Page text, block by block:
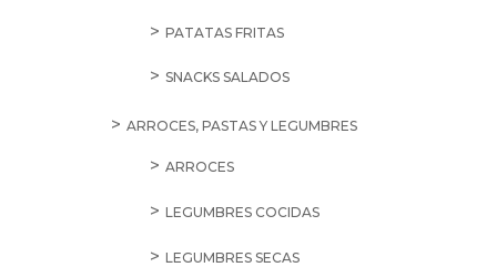
PATATAS FRITAS
SNACKS SALADOS
ARROCES, PASTAS Y LEGUMBRES
ARROCES
LEGUMBRES COCIDAS
LEGUMBRES SECAS